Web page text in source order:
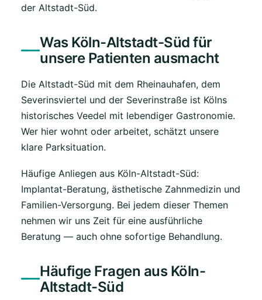
der Altstadt-Süd.
Was Köln-Altstadt-Süd für
unsere Patienten ausmacht
Die Altstadt-Süd mit dem Rheinauhafen, dem
Severinsviertel und der Severinstraße ist Kölns
historisches Veedel mit lebendiger Gastronomie.
Wer hier wohnt oder arbeitet, schätzt unsere
klare Parksituation.
Häufige Anliegen aus Köln-Altstadt-Süd:
Implantat-Beratung, ästhetische Zahnmedizin und
Familien-Versorgung. Bei jedem dieser Themen
nehmen wir uns Zeit für eine ausführliche
Beratung — auch ohne sofortige Behandlung.
Häufige Fragen aus Köln-
Altstadt-Süd